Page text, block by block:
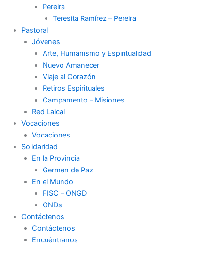
Pereira
Teresita Ramírez – Pereira
Pastoral
Jóvenes
Arte, Humanismo y Espiritualidad
Nuevo Amanecer
Viaje al Corazón
Retiros Espirituales
Campamento – Misiones
Red Laical
Vocaciones
Vocaciones
Solidaridad
En la Provincia
Germen de Paz
En el Mundo
FISC – ONGD
ONDs
Contáctenos
Contáctenos
Encuéntranos